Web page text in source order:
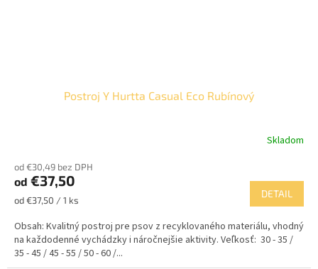
Postroj Y Hurtta Casual Eco Rubínový
Skladom
od €30,49 bez DPH
od €37,50
Jednotková
od €37,50 / 1 ks
DETAIL
Obsah: Kvalitný postroj pre psov z recyklovaného materiálu, vhodný
na každodenné vychádzky i náročnejšie aktivity. Veľkosť: 30 - 35 /
35 - 45 / 45 - 55 / 50 - 60 /...